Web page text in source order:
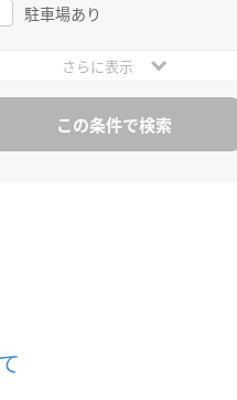
駐車場あり
さらに表示